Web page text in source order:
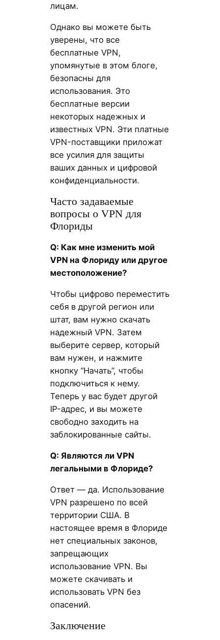
лицам.
Однако вы можете быть
уверены, что все
бесплатные VPN,
упомянутые в этом блоге,
безопасны для
использования. Это
бесплатные версии
некоторых надежных и
известных VPN. Эти платные
VPN-поставщики приложат
все усилия для защиты
ваших данных и цифровой
конфиденциальности.
Часто задаваемые
вопросы о VPN для
Флориды
Q: Как мне изменить мой
VPN на Флориду или другое
местоположение?
Чтобы цифрово переместить
себя в другой регион или
штат, вам нужно скачать
надежный VPN. Затем
выберите сервер, который
вам нужен, и нажмите
кнопку “Начать”, чтобы
подключиться к нему.
Теперь у вас будет другой
IP-адрес, и вы можете
свободно заходить на
заблокированные сайты.
Q: Являются ли VPN
легальными в Флориде?
Ответ — да. Использование
VPN разрешено по всей
территории США. В
настоящее время в Флориде
нет специальных законов,
запрещающих
использование VPN. Вы
можете скачивать и
использовать VPN без
опасений.
Заключение